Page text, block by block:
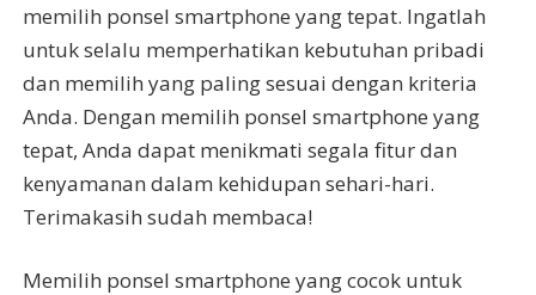
memilih ponsel smartphone yang tepat. Ingatlah
untuk selalu memperhatikan kebutuhan pribadi
dan memilih yang paling sesuai dengan kriteria
Anda. Dengan memilih ponsel smartphone yang
tepat, Anda dapat menikmati segala fitur dan
kenyamanan dalam kehidupan sehari-hari.
Terimakasih sudah membaca!
Memilih ponsel smartphone yang cocok untuk